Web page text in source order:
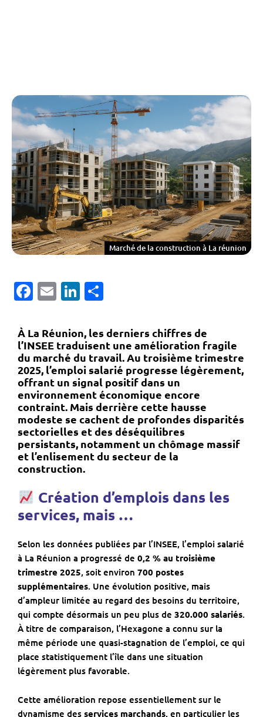
Marché de la construction à La réunion
Facebook
EmailLinkedIn
À La Réunion, les derniers chiffres de
l’INSEE traduisent une amélioration fragile
du marché du travail. Au troisième trimestre
2025, l’emploi salarié progresse légèrement,
offrant un signal positif dans un
environnement économique encore
contraint. Mais derrière cette hausse
modeste se cachent de profondes disparités
sectorielles et des déséquilibres
persistants, notamment un chômage massif
et l’enlisement du secteur de la
construction.
Création d’emplois dans les
services, mais …
Selon les données publiées par l’INSEE, l’emploi salarié
à La Réunion a progressé de 0,2 % au troisième
trimestre 2025, soit environ 700 postes
supplémentaires. Une évolution positive, mais
d’ampleur limitée au regard des besoins du territoire,
qui compte désormais un peu plus de 320.000 salariés.
À titre de comparaison, l’Hexagone a connu sur la
même période une quasi-stagnation de l’emploi, ce qui
place statistiquement l’île dans une situation
légèrement plus favorable.
Cette amélioration repose essentiellement sur le
dynamisme des services marchands, en particulier les